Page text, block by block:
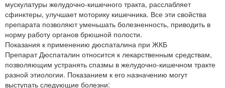
мускулатуры желудочно-кишечного тракта, расслабляет
сфинктеры, улучшает моторику кишечника. Все эти свойства
препарата позволяют уменьшать болезненность, приводить в
норму работу органов брюшной полости.
Показания к применению дюспаталина при ЖКБ
Препарат Дюспаталин относится к лекарственным средствам,
позволяющим устранять спазмы в желудочно-кишечном тракте
разной этиологии. Показанием к его назначению могут
выступать следующие болезни: